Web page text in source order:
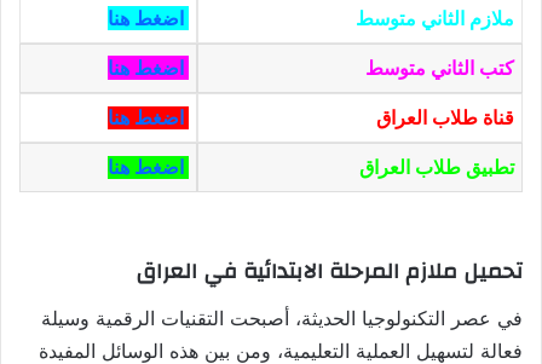
ملازم الثاني متوسط اضغط هنا
كتب الثاني متوسط اضغط هنا
قناة طلاب العراق اضغط هنا
تطبيق طلاب العراق اضغط هنا
تحميل ملازم المرحلة الابتدائية في العراق
في عصر التكنولوجيا الحديثة، أصبحت التقنيات الرقمية وسيلة
فعالة لتسهيل العملية التعليمية، ومن بين هذه الوسائل المفيدة